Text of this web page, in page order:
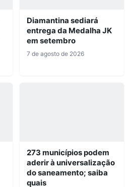
Diamantina sediará
entrega da Medalha JK
em setembro
7 de agosto de 2026
273 municípios podem
aderir à universalização
do saneamento; saiba
quais